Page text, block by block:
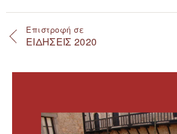
Επιστροφή σε
ΕΙΔΗΣΕΙΣ 2020